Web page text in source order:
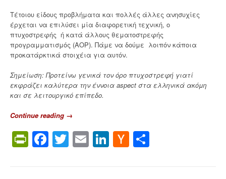
Τέτοιου είδους προβλήματα και πολλές άλλες ανησυχίες
έρχεται να επιλύσει μία διαφορετική τεχνική, ο
πτυχοστρεφής ή κατά άλλους θεματοστρεφής
προγραμματισμός (AOP). Πάμε να δούμε λοιπόν κάποια
προκατάρκτικά στοιχέια για αυτόν.
Σημείωση: Προτείνω γενικά τον όρο πτυχοστρεφή γιατί
εκφράζει καλύτερα την έννοια aspect στα ελληνικά ακόμη
και σε λειτουργικό επίπεδο.
Continue reading “
2
E
→
PrintFriendly
Facebook
Twitter
EmailLinkedIn
Hacker
News